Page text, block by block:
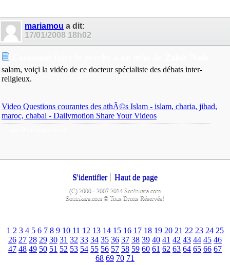
mariamou a dit:
17/01/2008 18h02
salam, voiçi la vidéo de ce docteur spécialiste des débats inter-
religieux.
Video Questions courantes des athÃ©s Islam - islam, charia, jihad,
maroc, chabal - Dailymotion Share Your Videos
S'identifier Haut de page
(C) 2000 - 2007 2014 Soninkara.com
Soninkara.com © Tous Droits Réservés!
1 2 3 4 5 6 7 8 9 10 11 12 13 14 15 16 17 18 19 20 21 22 23 24 25
26 27 28 29 30 31 32 33 34 35 36 37 38 39 40 41 42 43 44 45 46
47 48 49 50 51 52 53 54 55 56 57 58 59 60 61 62 63 64 65 66 67
68 69 70 71